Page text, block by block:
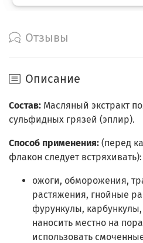
Отзывы
Описание
Состав: Масляный экстракт
сульфидных грязей (эплир).
Способ применения: (перед
флакон следует встряхивать):
ожоги, обморожения,
растяжения, гнойные
фурункулы,
наносить местно на
использовать